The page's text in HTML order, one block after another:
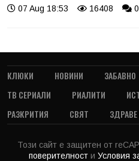
07 Aug 18:53 16408 0
КЛЮКИ НОВИНИ ЗАБАВНО
ТВ СЕРИАЛИ
РИАЛИТИ
РАЗКРИТИЯ
СВЯТ
Този сайт е защитен от
поверителност и Условия